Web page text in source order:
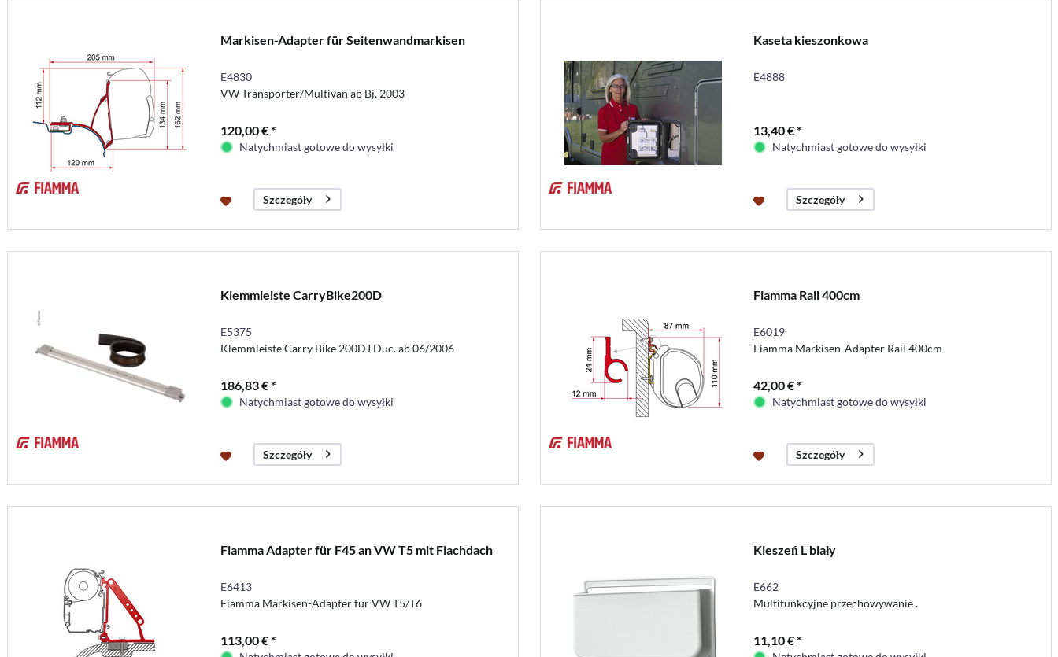
Markisen-Adapter für Seitenwandmarkisen
E4830
VW Transporter/Multivan ab Bj. 2003
120,00 € *
Natychmiast gotowe do wysyłki
Szczegóły
Kaseta kieszonkowa
E4888
13,40 € *
Natychmiast gotowe do wysyłki
Szczegóły
Klemmleiste CarryBike200D
E5375
Klemmleiste Carry Bike 200DJ Duc. ab 06/2006
186,83 € *
Natychmiast gotowe do wysyłki
Szczegóły
Fiamma Rail 400cm
E6019
Fiamma Markisen-Adapter Rail 400cm
42,00 € *
Natychmiast gotowe do wysyłki
Szczegóły
Fiamma Adapter für F45 an VW T5 mit Flachdach
E6413
Fiamma Markisen-Adapter für VW T5/T6
113,00 € *
Kieszeń L biały
E662
Multifunkcyjne przechowywanie .
11,10 € *